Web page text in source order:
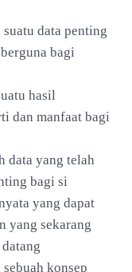
data penting
bagi
hasil
dan manfaat bagi
data yang telah
bagi si
yang dapat
yang sekarang
konsep